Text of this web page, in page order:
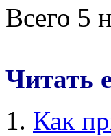
Всего 5
Читать
Как